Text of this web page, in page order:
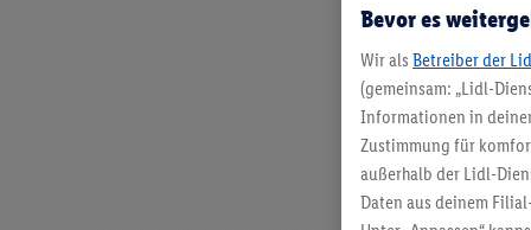
Bevor es
Wir als Betreiber der
(gemeinsam: „Lidl-
Informationen in
Zustimmung für
außerhalb der Lidl-
Daten aus deinem